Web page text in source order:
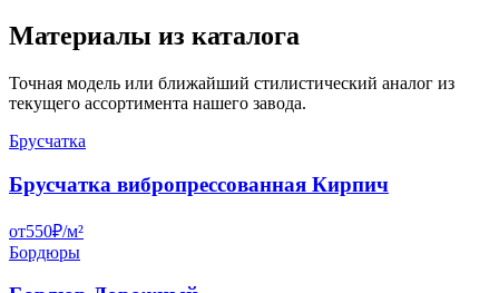
Материалы из каталога
Точная модель или ближайший стилистический аналог из
текущего ассортимента нашего завода.
Брусчатка
Брусчатка вибропрессованная Кирпич
от550₽/м²
Бордюры